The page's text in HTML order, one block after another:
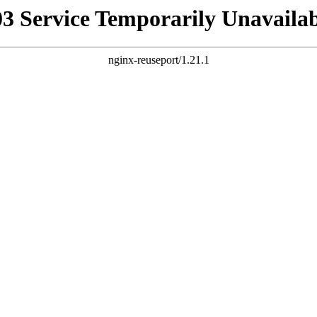
Service Temporarily
nginx-reuseport/1.21.1